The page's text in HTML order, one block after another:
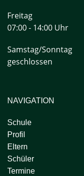
Freitag
07:00 - 14:00 Uhr
Samstag/Sonntag
geschlossen
NAVIGATION
Schule
Profil
Eltern
Schüler
Termine